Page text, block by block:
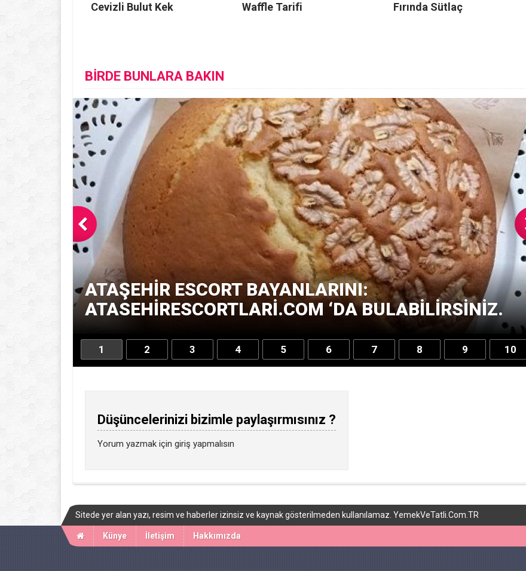
Cevizli Bulut Kek Waffle Tarifi Fırında Sütlaç
BİRDE BUNLARA BAKIN
ATAŞEHIR ESCORT BAYANLARINI:
ATASEHIRESCORTLARI.COM ‘DA BULABILIRSINIZ.
1 2 3 4 5 6 7 8 9 10
Düşüncelerinizi bizimle paylaşırmısınız ?
Yorum yazmak için giriş yapmalısın
Sitede yer alan yazı, resim ve haberler izinsiz ve kaynak gösterilmeden kullanılamaz. YemekVeTatli.Com.TR
Künye İletişim Hakkımızda